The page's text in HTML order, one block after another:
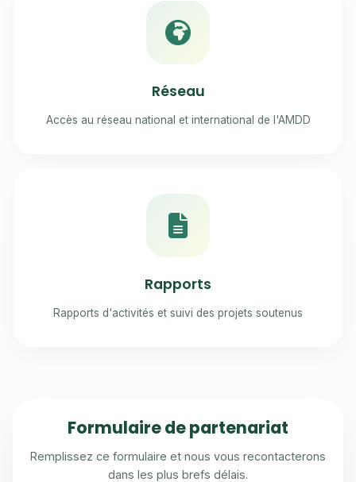
Réseau
Accès au réseau national et international de l'AMDD
Rapports
Rapports d'activités et suivi des projets soutenus
Formulaire de partenariat
Remplissez ce formulaire et nous vous recontacterons
dans les plus brefs délais.